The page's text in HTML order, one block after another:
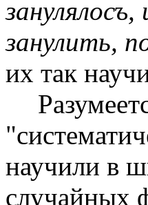
занулить,
их так
научили в
случайных